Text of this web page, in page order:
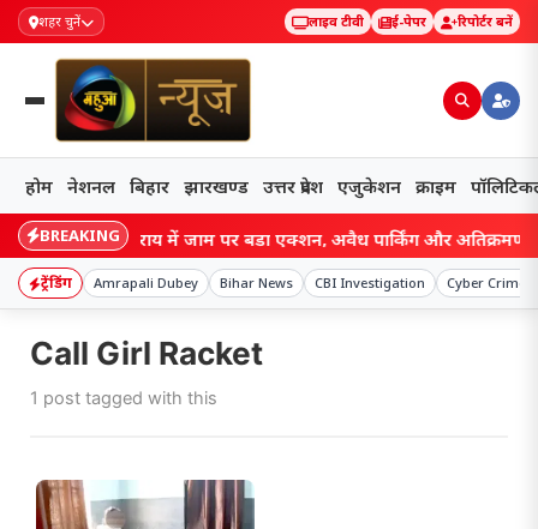
शहर चुनें लाइव टीवी ई-पेपर रिपोर्टर बनें
होम नेशनल बिहार झारखण्ड उत्तर प्रदेश एजुकेशन क्राइम
BREAKING
Bihar: लखीसराय में जाम पर बड़ा एक्शन, अवैध पार्किंग और अतिक्रमण पर
ट्रेंडिंग Amrapali Dubey Bihar News CBI Investigation Cyber Crime
Call Girl Racket
1 post tagged with this